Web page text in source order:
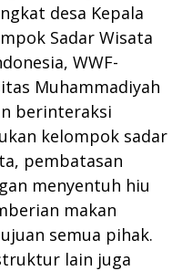
desa Kepala
Sadar Wisata
WWF-
Muhammadiyah
berinteraksi
kelompok sadar
pembatasan
menyentuh hiu
makan
semua pihak.
lain juga